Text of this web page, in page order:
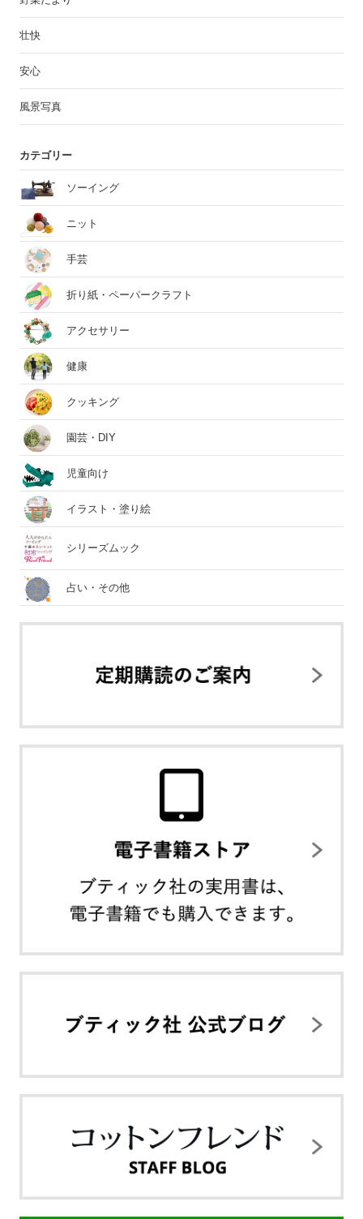
壮快
安心
風景写真
カテゴリー
ソーイング
ニット
手芸
折り紙・ペーパークラフト
アクセサリー
健康
クッキング
園芸・DIY
児童向け
イラスト・塗り絵
シリーズムック
占い・その他